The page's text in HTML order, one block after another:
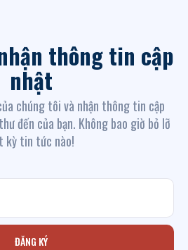
thông tin cập
nhật
chúng tôi và nhận thông tin cập
đến của bạn. Không bao giờ bỏ lỡ
kỳ tin tức nào!
ĐĂNG KÝ